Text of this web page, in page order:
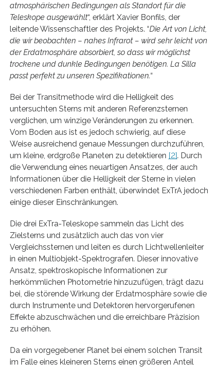
atmosphärischen Bedingungen als Standort für die
Teleskope ausgewählt“, erklärt Xavier Bonfils, der
leitende Wissenschaftler des Projekts. “Die Art von Licht,
die wir beobachten – nahes Infrarot – wird sehr leicht von
der Erdatmosphäre absorbiert, so dass wir möglichst
trockene und dunkle Bedingungen benötigen. La Silla
passt perfekt zu unseren Spezifikationen.“
Bei der Transitmethode wird die Helligkeit des
untersuchten Sterns mit anderen Referenzsternen
verglichen, um winzige Veränderungen zu erkennen.
Vom Boden aus ist es jedoch schwierig, auf diese
Weise ausreichend genaue Messungen durchzuführen,
um kleine, erdgroße Planeten zu detektieren [2]. Durch
die Verwendung eines neuartigen Ansatzes, der auch
Informationen über die Helligkeit der Sterne in vielen
verschiedenen Farben enthält, überwindet ExTrA jedoch
einige dieser Einschränkungen.
Die drei ExTra-Teleskope sammeln das Licht des
Zielsterns und zusätzlich auch das von vier
Vergleichssternen und leiten es durch Lichtwellenleiter
in einen Multiobjekt-Spektrografen. Dieser innovative
Ansatz, spektroskopische Informationen zur
herkömmlichen Photometrie hinzuzufügen, trägt dazu
bei, die störende Wirkung der Erdatmosphäre sowie die
durch Instrumente und Detektoren hervorgerufenen
Effekte abzuschwächen und die erreichbare Präzision
zu erhöhen.
Da ein vorgegebener Planet bei einem solchen Transit
im Falle eines kleineren Sterns einen größeren Anteil